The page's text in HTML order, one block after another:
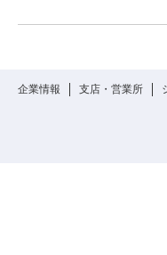
企業情報 支店・営業所